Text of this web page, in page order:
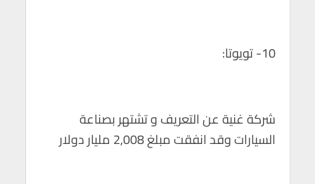
10- تويوتا:
شركة غنية عن التعريف و تشتهر بصناعة
السيارات وقد انفقت مبلغ 2,008 مليار دولار